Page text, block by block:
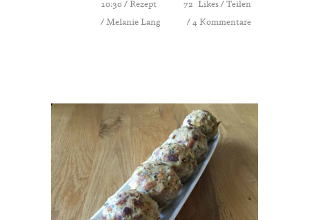
10:30 / Rezept
/ Melanie Lang
72 Likes
Teilen
4 Kommentare